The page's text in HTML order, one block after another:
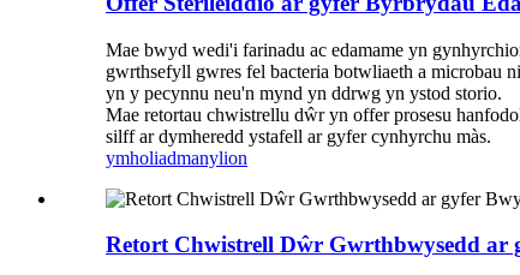
Mae bwyd wedi'i farinadu ac edamame yn
gwrthsefyll gwres fel bacteria botwliaeth a
yn y pecynnu neu'n mynd yn ddrwg yn ystod storio.
Mae retortau chwistrellu dŵr yn offer prosesu
silff ar dymheredd ystafell ar gyfer cynhyrchu màs.
ymholiadmanylion
Retort Chwistrell Dŵr Gwrthbwysedd ar